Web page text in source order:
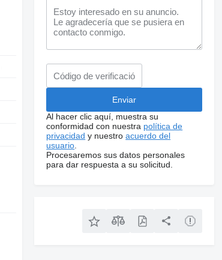
Al hacer clic aquí, muestra su
conformidad con nuestra política de
privacidad y nuestroacuerdo del
usuario
Procesaremos sus datos personales
para dar respuesta a su solicitud.